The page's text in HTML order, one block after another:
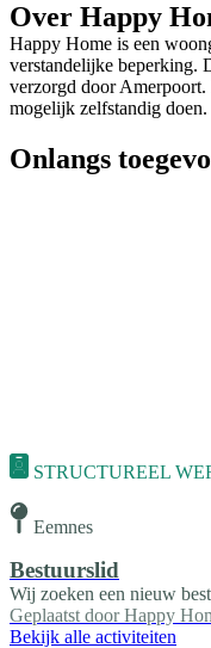
Over Happy
Happy Home is een
verstandelijke beperking.
verzorgd door
mogelijk zelfstandig doen.
Onlangs
STRUCTUREEL
Eemnes
Bestuurslid
Wij zoeken een nieuw
Geplaatst door Happy
Bekijk alle activiteiten